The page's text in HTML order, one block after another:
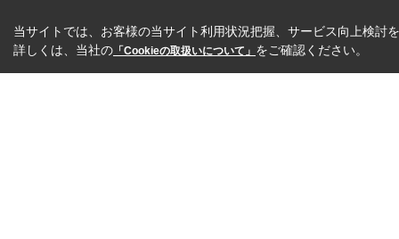
当サイトでは、お客様の当サイト利用状況把握、サービス向上検討
詳しくは、当社の 「Cookieの取扱いについて」 をご確認ください。